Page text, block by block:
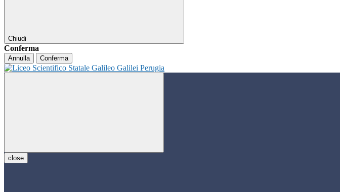
Chiudi
Conferma
Annulla Conferma
close